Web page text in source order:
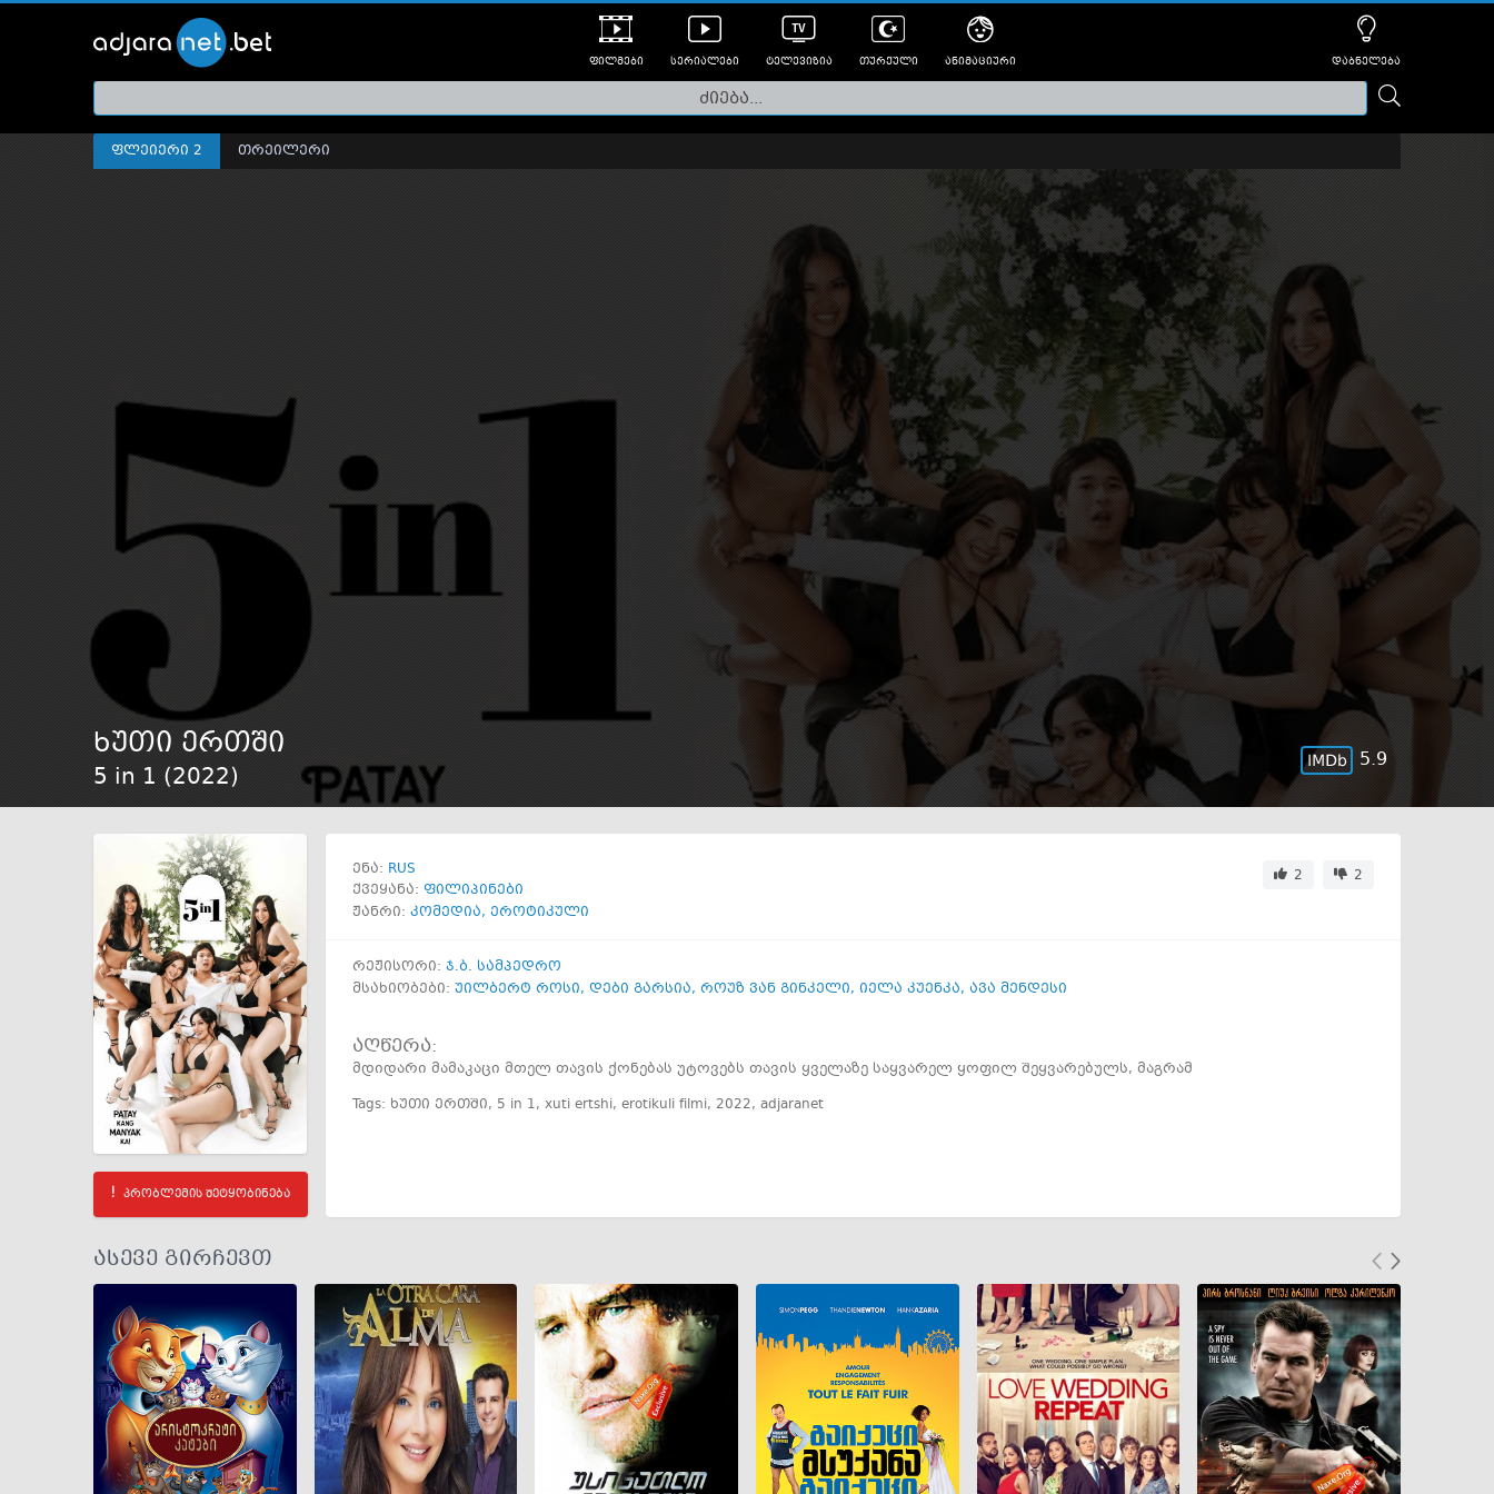
ფილმები
თრეილერები
სერიალები ტელევიზია თურქული ანიმაციური დაბნელება
ფლეიერი 2 თრეილერი
ხუთი ერთში
5 in 1 (2022)
5.9
პრობლემის შეტყობინება
ენა: RUS
ქვეყანა: ფილიპინები
2
2
ჟანრი: კომედია, ეროტიკული
რეჟისორი: ჯ.ბ. სამპედრო
მსახიობები: უილბერტ როსი, დები გარსია, როუზ ვან გინკელი, იელა კუენკა, ავა მენდესი
აღწერა:
მდიდარი მამაკაცი მთელ თავის ქონებას უტოვებს თავის ყველაზე საყვარელ ყოფილ შეყვარებულს, მაგრამ
Tags: ხუთი ერთში, 5 in 1, xuti ertshi, erotikuli filmi, 2022, adjaranet
ასევე გირჩევთ